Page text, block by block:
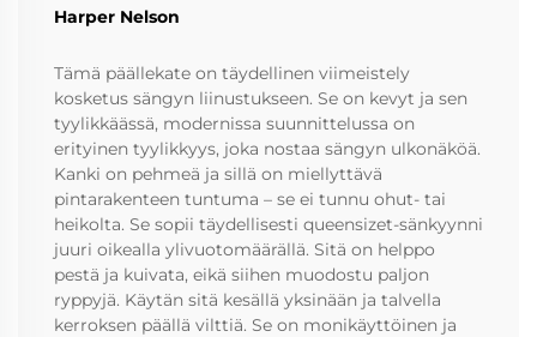
Harper Nelson
Tämä päällekate on täydellinen viimeistely
kosketus sängyn liinustukseen. Se on kevyt ja sen
tyylikkäässä, modernissa suunnittelussa on
erityinen tyylikkyys, joka nostaa sängyn ulkonäköä.
Kanki on pehmeä ja sillä on miellyttävä
pintarakenteen tuntuma – se ei tunnu ohut- tai
heikolta. Se sopii täydellisesti queensizet-sänkyynni
juuri oikealla ylivuotomäärällä. Sitä on helppo
pestä ja kuivata, eikä siihen muodostu paljon
ryppyjä. Käytän sitä kesällä yksinään ja talvella
kerroksen päällä vilttiä. Se on monikäyttöinen ja